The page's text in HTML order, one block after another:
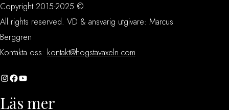
Copyright 2015-2025 ©.
All rights reserved. VD & ansvarig utgivare: Marcus
Berggren
Kontakta oss: kontakt@hogstavaxeln.com
InstagramFacebook YouTube
Läs mer